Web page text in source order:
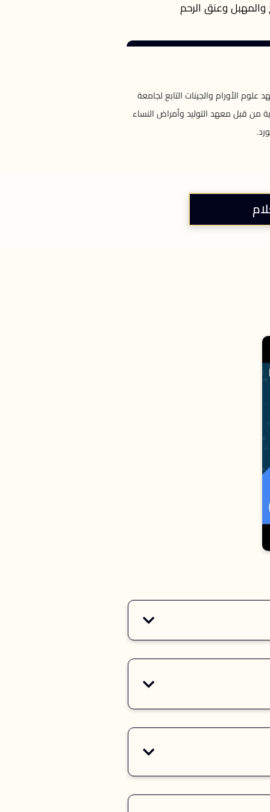
وعنق الرحم
الأورام والجينات التابع لجامعة
من قبل معهد التوليد وأمراض النساء